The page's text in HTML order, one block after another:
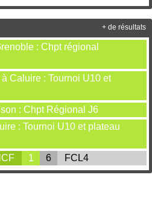
: Chpt régional
Caluire : Tournoi U10 et
: Chpt Régional J6
: Tournoi U10 et plateau
1 6 FCL4
+ de résultats